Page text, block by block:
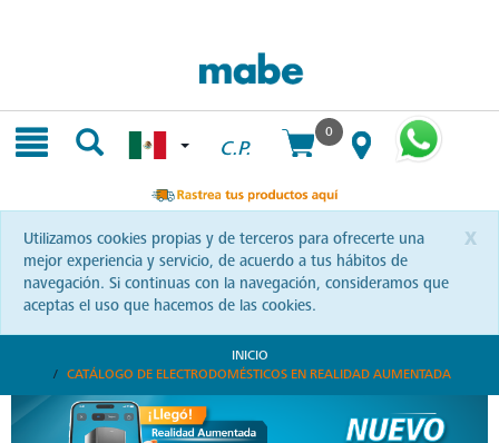
C.P.
0
x
Utilizamos cookies propias y de terceros para ofrecerte una
mejor experiencia y servicio, de acuerdo a tus hábitos de
navegación. Si continuas con la navegación, consideramos que
aceptas el uso que hacemos de las cookies.
INICIO
CATÁLOGO DE ELECTRODOMÉSTICOS EN REALIDAD AUMENTADA